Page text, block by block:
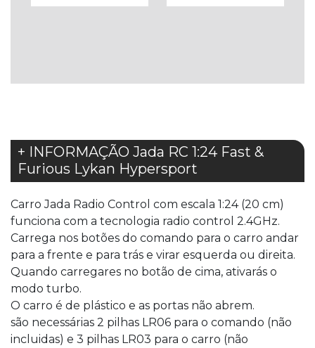
+ INFORMAÇÃO Jada RC 1:24 Fast &
Furious Lykan Hypersport
Carro Jada Radio Control com escala 1:24 (20 cm)
funciona com a tecnologia radio control 2.4GHz.
Carrega nos botões do comando para o carro andar
para a frente e para trás e virar esquerda ou direita.
Quando carregares no botão de cima, ativarás o
modo turbo.
O carro é de plástico e as portas não abrem.
são necessárias 2 pilhas LR06 para o comando (não
incluidas) e 3 pilhas LR03 para o carro (não